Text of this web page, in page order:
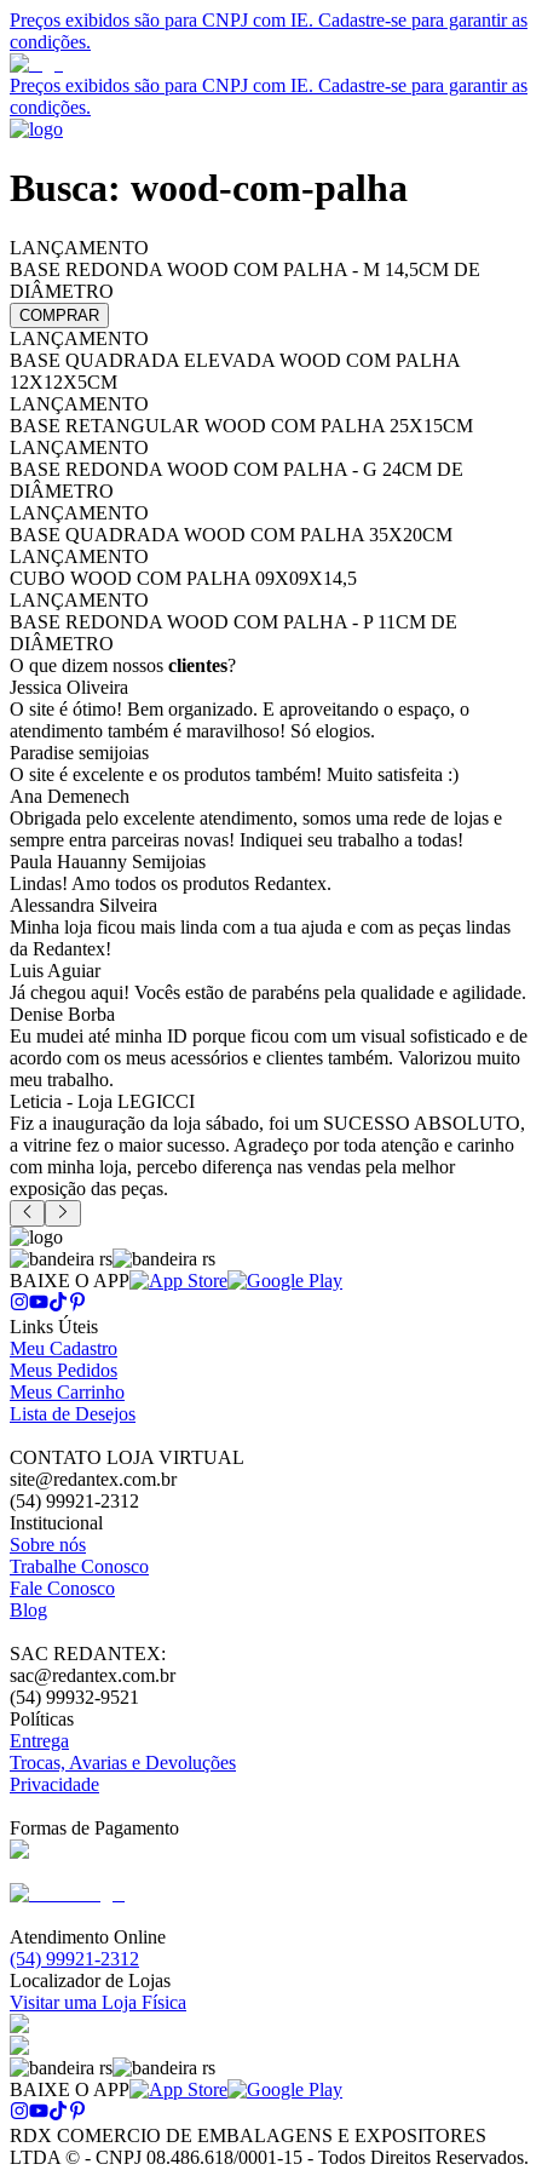
Preços exibidos são para CNPJ com IE. Cadastre-se para garantir as
condições.
Preços exibidos são para CNPJ com IE. Cadastre-se para garantir as
condições.
Busca: wood-com-palha
LANÇAMENTO
BASE REDONDA WOOD COM PALHA - M 14,5CM DE
DIÂMETRO
COMPRAR
LANÇAMENTO
BASE QUADRADA ELEVADA WOOD COM PALHA
12X12X5CM
LANÇAMENTO
BASE RETANGULAR WOOD COM PALHA 25X15CM
LANÇAMENTO
BASE REDONDA WOOD COM PALHA - G 24CM DE
DIÂMETRO
LANÇAMENTO
BASE QUADRADA WOOD COM PALHA 35X20CM
LANÇAMENTO
CUBO WOOD COM PALHA 09X09X14,5
LANÇAMENTO
BASE REDONDA WOOD COM PALHA - P 11CM DE
DIÂMETRO
O que dizem nossos clientes?
Jessica Oliveira
O site é ótimo! Bem organizado. E aproveitando o espaço, o
atendimento também é maravilhoso! Só elogios.
Paradise semijoias
O site é excelente e os produtos também! Muito satisfeita :)
Ana Demenech
Obrigada pelo excelente atendimento, somos uma rede de lojas e
sempre entra parceiras novas! Indiquei seu trabalho a todas!
Paula Hauanny Semijoias
Lindas! Amo todos os produtos Redantex.
Alessandra Silveira
Minha loja ficou mais linda com a tua ajuda e com as peças lindas
da Redantex!
Luis Aguiar
Já chegou aqui! Vocês estão de parabéns pela qualidade e agilidade.
Denise Borba
Eu mudei até minha ID porque ficou com um visual sofisticado e de
acordo com os meus acessórios e clientes também. Valorizou muito
meu trabalho.
Leticia - Loja LEGICCI
Fiz a inauguração da loja sábado, foi um SUCESSO ABSOLUTO,
a vitrine fez o maior sucesso. Agradeço por toda atenção e carinho
com minha loja, percebo diferença nas vendas pela melhor
exposição das peças.
BAIXE O APP
Links Úteis
Meu Cadastro
Meus Pedidos
Meus Carrinho
Lista de Desejos
CONTATO LOJA VIRTUAL
site@redantex.com.br
(54) 99921-2312
Institucional
Sobre nós
Trabalhe Conosco
Fale Conosco
Blog
SAC REDANTEX:
sac@redantex.com.br
(54) 99932-9521
Políticas
Entrega
Trocas, Avarias e Devoluções
Privacidade
Formas de Pagamento
Atendimento Online
(54) 99921-2312
Localizador de Lojas
Visitar uma Loja Física
BAIXE O APP
RDX COMERCIO DE EMBALAGENS E EXPOSITORES
LTDA © - CNPJ 08.486.618/0001-15 - Todos Direitos Reservados.